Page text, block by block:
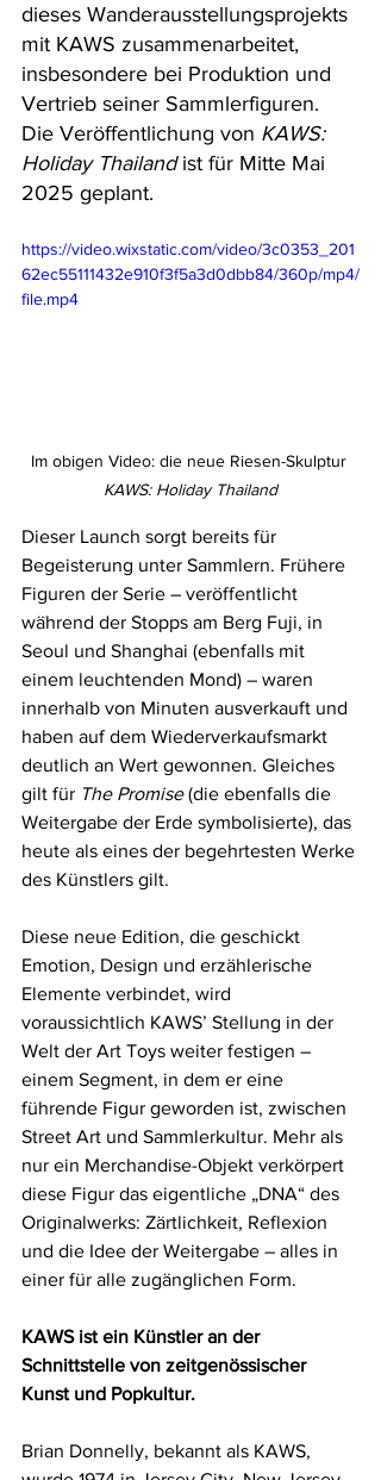
dieses Wanderausstellungsprojekts
mit KAWS zusammenarbeitet,
insbesondere bei Produktion und
Vertrieb seiner Sammlerfiguren.
Die Veröffentlichung von KAWS:
Holiday Thailand ist für Mitte Mai
2025 geplant.
https://video.wixstatic.com/video/3c0353_201
62ec55111432e910f3f5a3d0dbb84/360p/mp4/
file.mp4
Im obigen Video: die neue Riesen-Skulptur
KAWS: Holiday Thailand
Dieser Launch sorgt bereits für
Begeisterung unter Sammlern. Frühere
Figuren der Serie – veröffentlicht
während der Stopps am Berg Fuji, in
Seoul und Shanghai (ebenfalls mit
einem leuchtenden Mond) – waren
innerhalb von Minuten ausverkauft und
haben auf dem Wiederverkaufsmarkt
deutlich an Wert gewonnen. Gleiches
gilt für The Promise (die ebenfalls die
Weitergabe der Erde symbolisierte), das
heute als eines der begehrtesten Werke
des Künstlers gilt.
Diese neue Edition, die geschickt
Emotion, Design und erzählerische
Elemente verbindet, wird
voraussichtlich KAWS’ Stellung in der
Welt der Art Toys weiter festigen –
einem Segment, in dem er eine
führende Figur geworden ist, zwischen
Street Art und Sammlerkultur. Mehr als
nur ein Merchandise-Objekt verkörpert
diese Figur das eigentliche „DNA“ des
Originalwerks: Zärtlichkeit, Reflexion
und die Idee der Weitergabe – alles in
einer für alle zugänglichen Form.
KAWS ist ein Künstler an der
Schnittstelle von zeitgenössischer
Kunst und Popkultur.
Brian Donnelly, bekannt als KAWS,